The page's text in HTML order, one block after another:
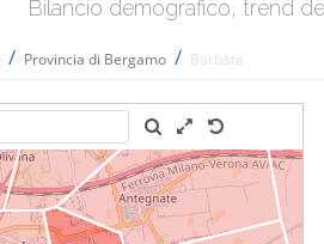
Bilancio demografico, trend
/ Provincia di Bergamo / Barbata